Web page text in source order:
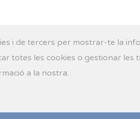
i de tercers per mostrar-te la
totes les cookies o gestionar les
a la nostra: